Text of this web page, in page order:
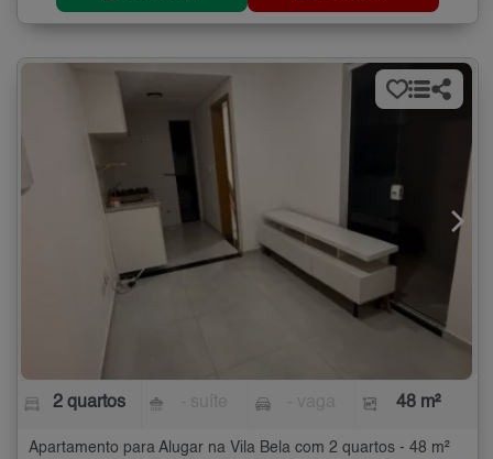
2 quartos 48 m²
Apartamento para Alugar na Vila Bela com 2 quartos - 48 m²